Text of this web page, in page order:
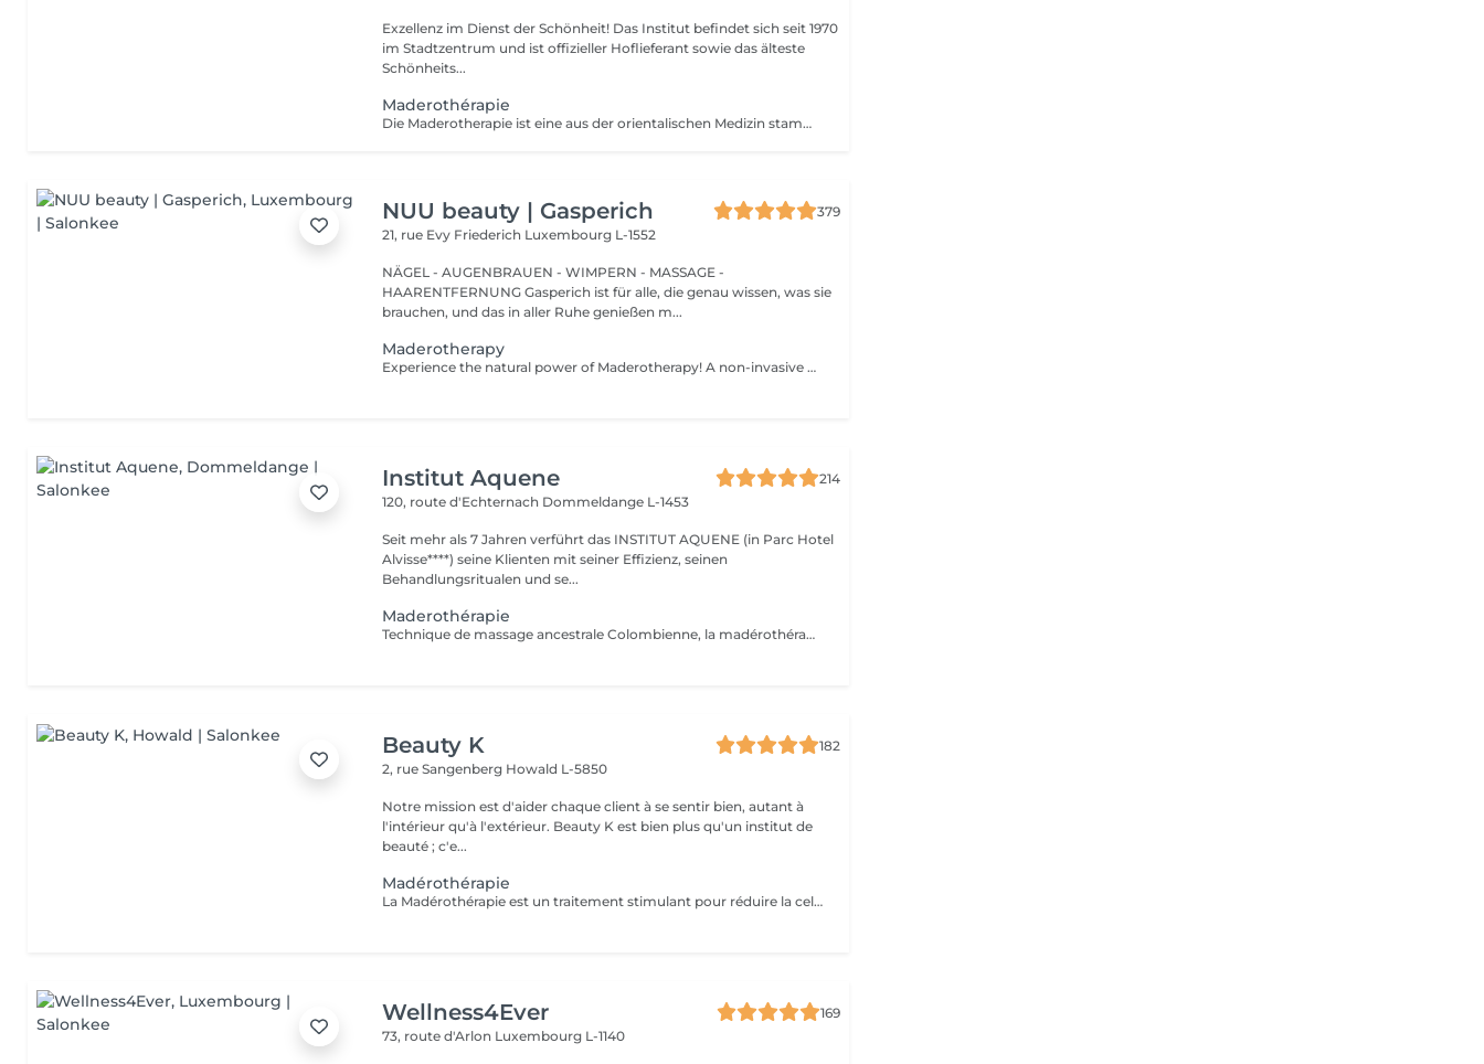
Exzellenz im Dienst der Schönheit! Das Institut befindet sich seit 1970
im Stadtzentrum und ist offizieller Hoflieferant sowie das älteste
Schönheits...
Maderothérapie
Die Maderotherapie ist eine aus der orientalischen Medizin stammende Massagetechnik, die aus der Anwendung einer Körper- oder Gesichtsmassage mit Holzinstrumenten besteht, die eine vollständige Umgestaltung ermöglicht. Die unterschiedlichen Formen und Größen dieser Instrumente ermöglichen es, die Massage mit mehr oder weniger Intensität anzuwenden und sie an die verschiedenen Körperteile anzupassen. Heutzutage kann diese Art der Massage praktisch am ganzen Körper angewendet werden: Beine, Bauch, Taille, Seiten, Rücken und Arme sowie im Gesicht und an einem Teil des Halses (Doppelkinn). Einer der großen Vorteile dieser Behandlung ist, dass sie völlig natürlich ist, da sie mit Holzinstrumenten durchgeführt wird und nicht invasiv ist. Ziele: Reduziert Fett und Cellulite. Aktiviert den Blut- und Lymphkreislauf. Reduziert die Kontur und formt die Silhouette. Entwässert und strafft die Haut. Schafft außerdem eine entspannende Wirkung auf die Muskulatur. Gibt der Haut zusätzliche Feuchtigkeit. Energiehaushalt anregen. GESICHTS-MADEROTHERAPIE Es ist eine perfekte Ergänzung zu Verjüngungsbehandlungen, die: wirkt straffend und tonisierend, aktiviert die Blut- und Lymphzirkulation des Gesichts und trägt so zur Verbesserung des Hautbildes bei, aktiviert die Kollagen- und Elastinproduktion, wirkt auch auf die Straffung der Gesichtsmuskulatur.
NUU beauty | Gasperich
379
21, rue Evy Friederich Luxembourg L-1552
NÄGEL - AUGENBRAUEN - WIMPERN - MASSAGE -
HAARENTFERNUNG Gasperich ist für alle, die genau wissen, was sie
brauchen, und das in aller Ruhe genießen m...
Maderotherapy
Experience the natural power of Maderotherapy! A non-invasive body sculpting technique that uses specially designed wooden tools to stimulate circulation, reduce cellulite, and contour the body. Originating from Colombia, this therapy promotes lymphatic drainage, boosts metabolism, and helps eliminate toxins all while deeply relaxing the body and mind. Age restrictions: recommended to do from 16 years. Post procedure recommendations: do not do sport and any sharp movements for 2-3 hours after the procedure. Frequency: 2-3 times per week, 10 times in total. Repeat once in 3-6 months.
Institut Aquene
214
120, route d'Echternach Dommeldange L-1453
Seit mehr als 7 Jahren verführt das INSTITUT AQUENE (in Parc Hotel
Alvisse****) seine Klienten mit seiner Effizienz, seinen
Behandlungsritualen und se...
Maderothérapie
Technique de massage ancestrale Colombienne, la madérothérapie offre une multitude de bénéfices sur le corps ! - L'amélioration de la circulation sanguine et de la circulation lymphatique - Une peau resserrée, des muscles plus toniques - L'élimination de l'apparence de la cellulite, même profonde... Qu'il s'agisse de la peau du corps ou du visage, les instruments et rouleaux en bois de maderothérapie agissent sur toutes les zones du corps permettant une relaxation profonde et une tonification du corps dans son ensemble. Pour un bon résultat il est conseiller de faire entre 3 à 5 séances de drainage lymphatique Brésilien afin de détoxifier le corps et 10 séances de maderothérapie réparties sur 5 semaines (soit 2 séances par semaine). Et une séance par mois de chaque en entretient. Effet WOUAH garantie
Beauty K
182
2, rue Sangenberg Howald L-5850
Notre mission est d'aider chaque client à se sentir bien, autant à
l'intérieur qu'à l'extérieur. Beauty K est bien plus qu'un institut de
beauté ; c'e...
Madérothérapie
La Madérothérapie est un traitement stimulant pour réduire la cellulite, tonifier la peau et remodeler le corps. Ce massage intense utilise des instruments en bois de tailles et formes variées, adaptés aux zones du corps et aux applications spécifiques. En fonction de vos besoins, différentes techniques de frictions sont appliquées, associées à des huiles essentielles, sérums ou crèmes. Bienfaits : Tonifie et raffermit la peau Améliore la circulation sanguine et lymphatique Diminue les jambes lourdes Stimule la production de collagène, élastine et vitamine E Régule les centres d'énergie Favorise la relaxation et la respiration Réduit la cellulite et réactive le système nerveux.
Wellness4Ever
169
73, route d'Arlon Luxembourg L-1140